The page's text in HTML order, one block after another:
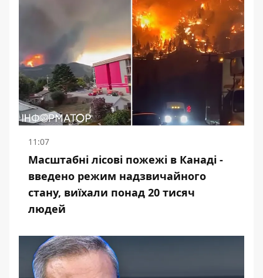
11:07
Масштабні лісові пожежі в Канаді -
введено режим надзвичайного
стану, виїхали понад 20 тисяч
людей